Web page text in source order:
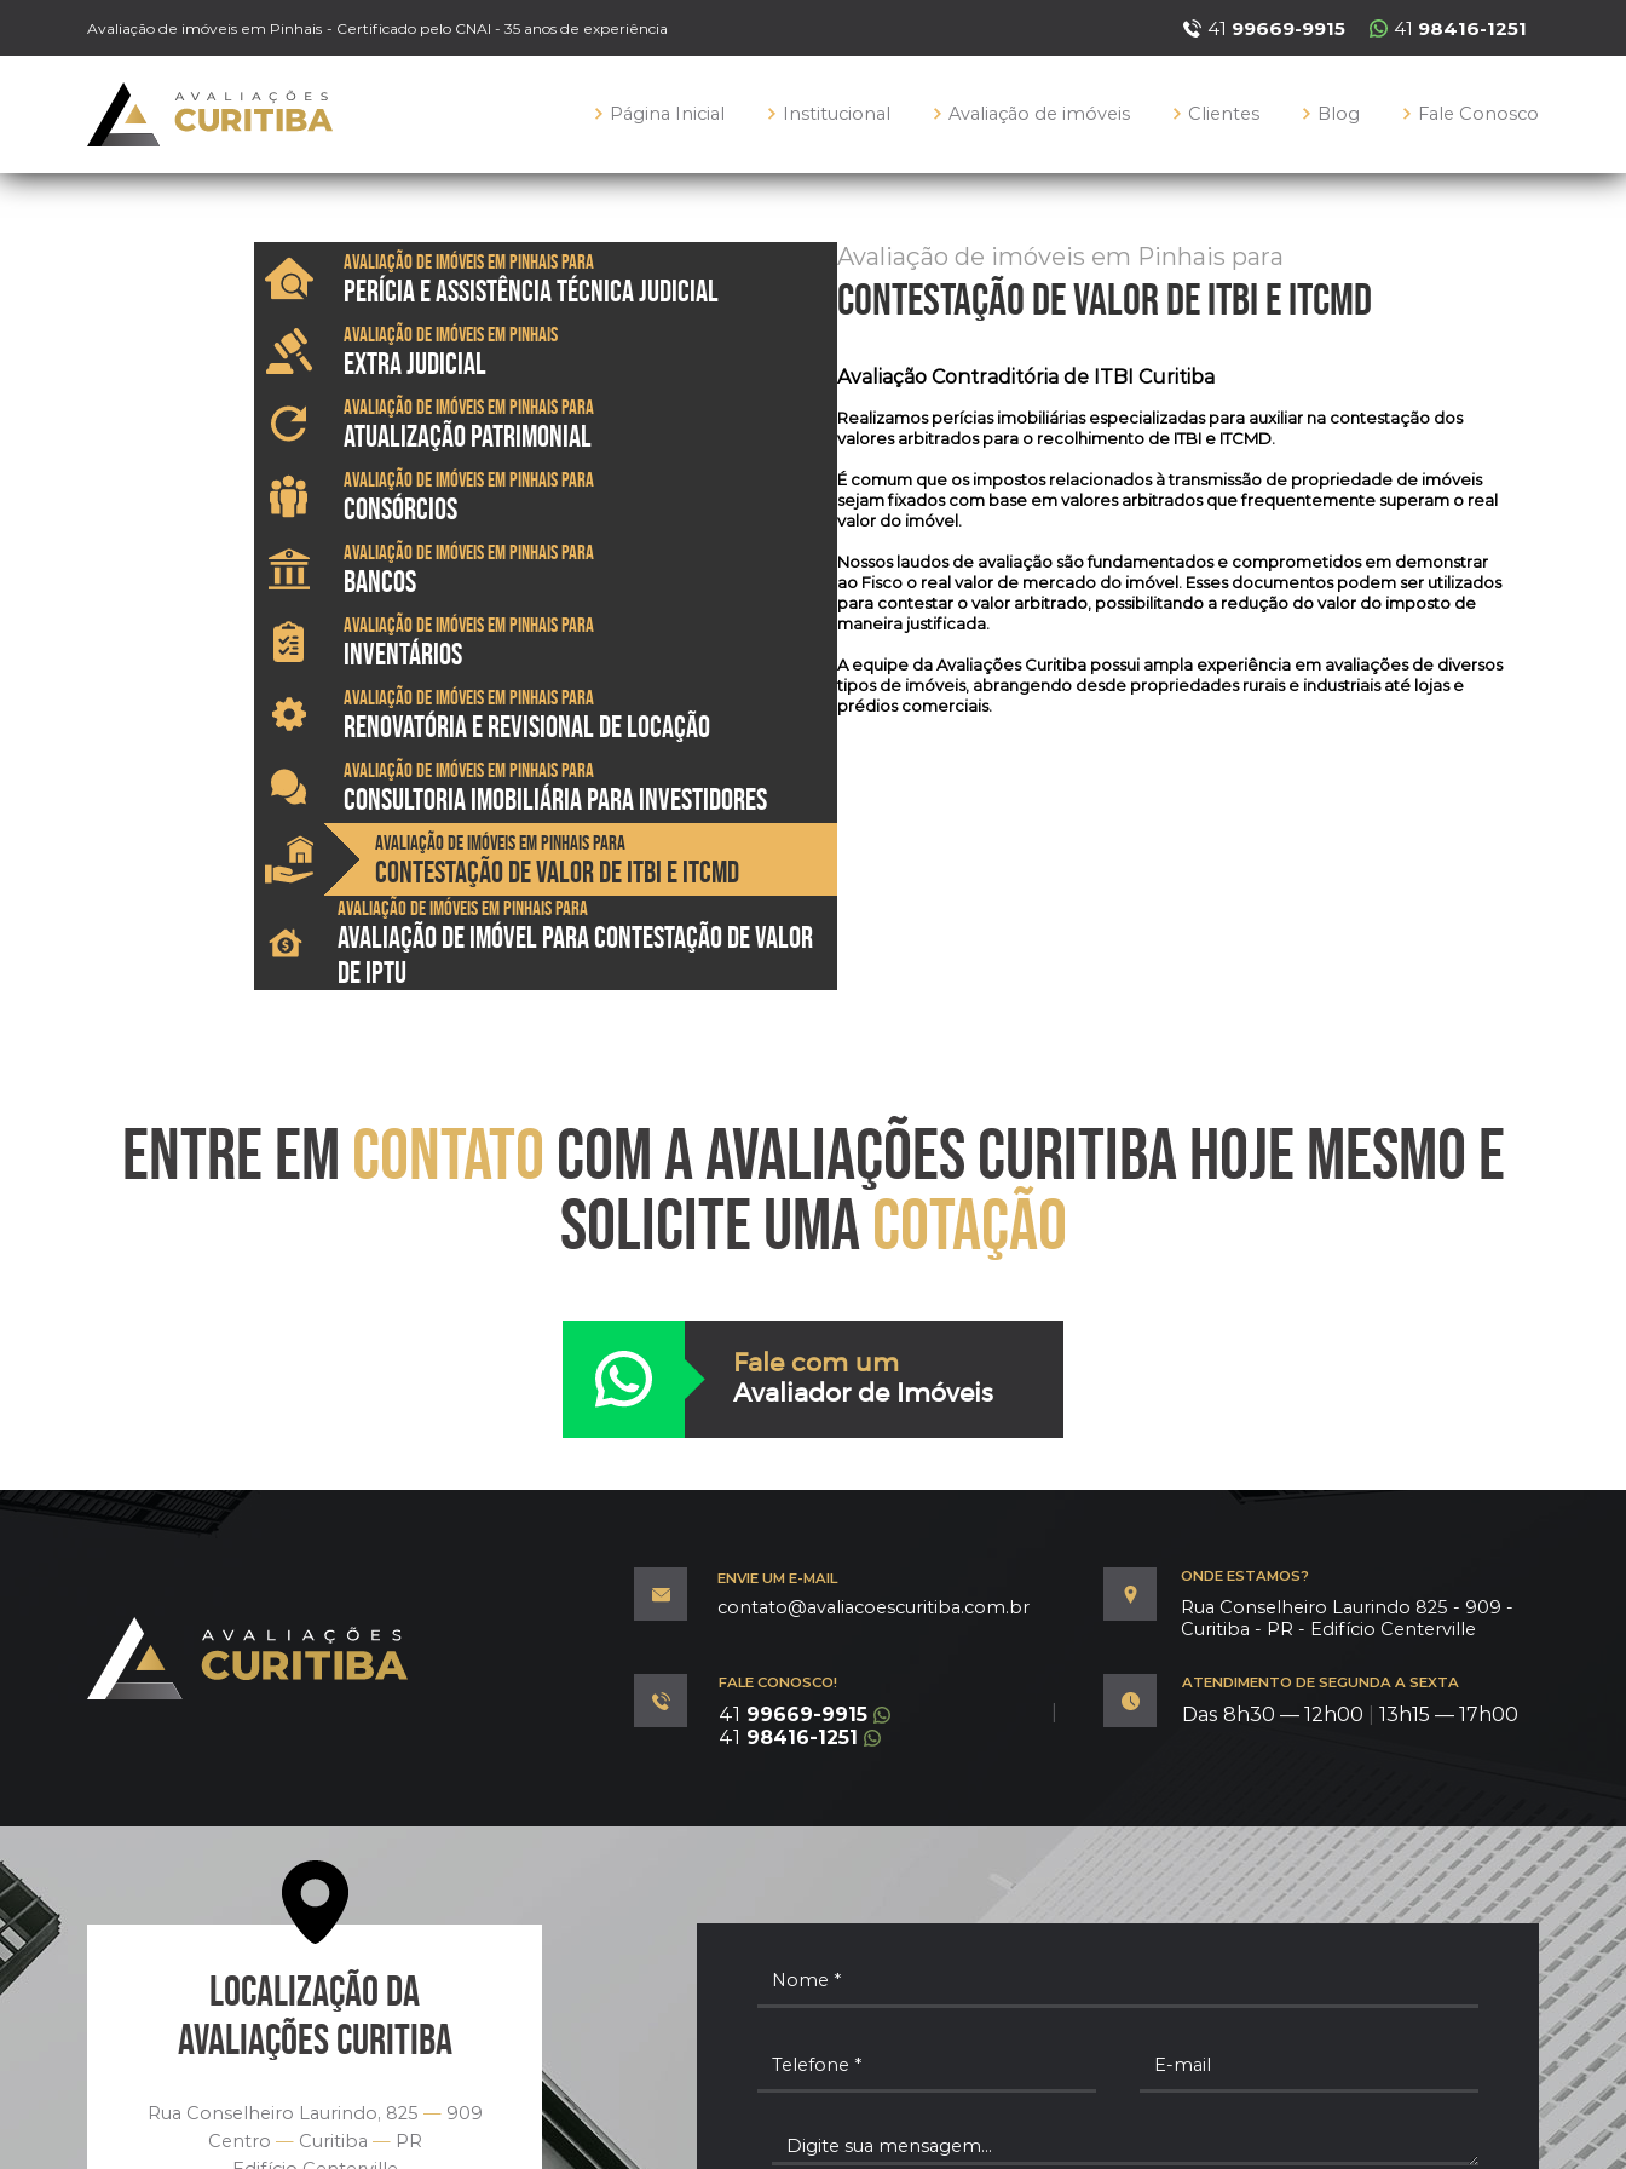
Avaliação de imóveis em Pinhais - Certificado pelo CNAI - 35 anos de experiência 41 99669-9915 41 98416-1251
Página Inicial Institucional Avaliação de imóveis Clientes Blog Fale Conosco
Avaliação de imóveis em Pinhais para
PERÍCIA E ASSISTÊNCIA TÉCNICA JUDICIAL
Avaliação de imóveis em Pinhais
EXTRA JUDICIAL
Avaliação de imóveis em Pinhais para
ATUALIZAÇÃO PATRIMONIAL
Avaliação de imóveis em Pinhais para
CONSÓRCIOS
Avaliação de imóveis em Pinhais para
BANCOS
Avaliação de imóveis em Pinhais para
INVENTÁRIOS
Avaliação de imóveis em Pinhais para
RENOVATÓRIA E REVISIONAL DE LOCAÇÃO
Avaliação de imóveis em Pinhais para
CONSULTORIA IMOBILIÁRIA PARA INVESTIDORES
Avaliação de imóveis em Pinhais para
CONTESTAÇÃO DE VALOR DE ITBI E ITCMD
Avaliação de imóveis em Pinhais para
AVALIAÇÃO DE IMÓVEL PARA CONTESTAÇÃO DE VALOR
DE IPTU
Avaliação de imóveis em Pinhais para
contestação de valor de itbi e itcmd
Avaliação Contraditória de ITBI Curitiba
Realizamos perícias imobiliárias especializadas para auxiliar na contestação dos
valores arbitrados para o recolhimento de ITBI e ITCMD.
É comum que os impostos relacionados à transmissão de propriedade de imóveis
sejam fixados com base em valores arbitrados que frequentemente superam o real
valor do imóvel.
Nossos laudos de avaliação são fundamentados e comprometidos em demonstrar
ao Fisco o real valor de mercado do imóvel. Esses documentos podem ser utilizados
para contestar o valor arbitrado, possibilitando a redução do valor do imposto de
maneira justificada.
A equipe da Avaliações Curitiba possui ampla experiência em avaliações de diversos
tipos de imóveis, abrangendo desde propriedades rurais e industriais até lojas e
prédios comerciais.
ENTRE EM CONTATO COM A AVALIAÇÕES CURITIBA HOJE MESMO E
SOLICITE UMACOTAÇÃO
Fale com um
Avaliador de Imóveis
ENVIE UM E-MAIL
contato@avaliacoescuritiba.com.br
ONDE ESTAMOS?
Rua Conselheiro Laurindo 825 - 909 -
Curitiba - PR - Edifício Centerville
FALE CONOSCO!
41 99669-9915
41 98416-1251
ATENDIMENTO DE SEGUNDA A SEXTA
Das 8h30 — 12h00 13h15 — 17h00
LOCALIZAÇÃO DA
AVALIAÇÕES CURITIBA
Rua Conselheiro Laurindo, 825 —909
Centro —Curitiba —PR